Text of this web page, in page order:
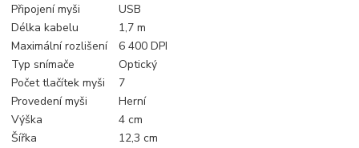
Připojení myši
USB
Délka kabelu
1,7 m
Maximální rozlišení
6 400 DPI
Typ snímače
Optický
Počet tlačítek myši
7
Provedení myši
Herní
Výška
4 cm
Šířka
12,3 cm